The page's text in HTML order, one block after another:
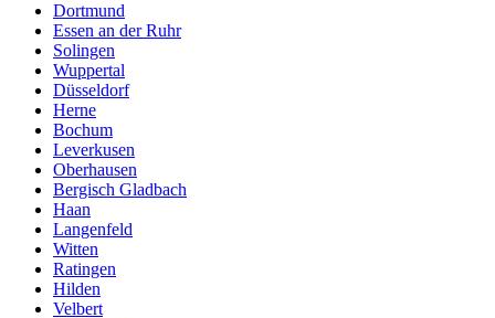
Dortmund
Essen an der Ruhr
Solingen
Wuppertal
Düsseldorf
Herne
Bochum
Leverkusen
Oberhausen
Bergisch Gladbach
Haan
Langenfeld
Witten
Ratingen
Hilden
Velbert